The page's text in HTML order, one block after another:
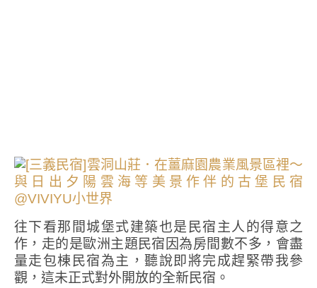
往下看那間城堡式建築也是民宿主人的得意之
作，走的是歐洲主題民宿因為房間數不多，會盡
量走包棟民宿為主，聽說即將完成趕緊帶我參
觀，這未正式對外開放的全新民宿。